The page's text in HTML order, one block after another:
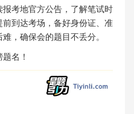
报考地官方公告，了解笔试时
到达考场，备好身份证、准
，确保会的题目不丢分。
名！